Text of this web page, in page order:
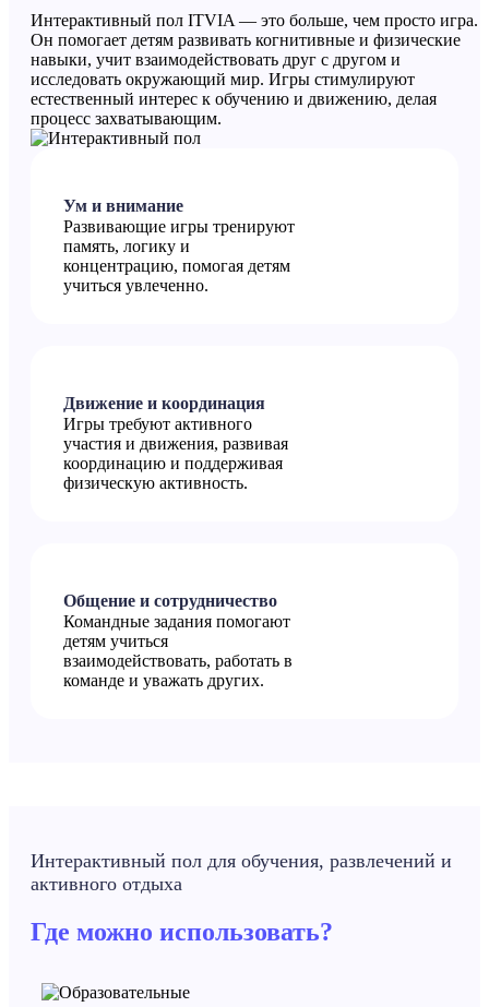
Интерактивный пол ITVIA — это больше, чем просто игра.
Он помогает детям развивать когнитивные и физические
навыки, учит взаимодействовать друг с другом и
исследовать окружающий мир. Игры стимулируют
естественный интерес к обучению и движению, делая
процесс захватывающим.
Ум и внимание
Развивающие игры тренируют
память, логику и
концентрацию, помогая детям
учиться увлеченно.
Движение и координация
Игры требуют активного
участия и движения, развивая
координацию и поддерживая
физическую активность.
Общение и сотрудничество
Командные задания помогают
детям учиться
взаимодействовать, работать в
команде и уважать других.
Интерактивный пол для обучения, развлечений и
активного отдыха
Где можно использовать?